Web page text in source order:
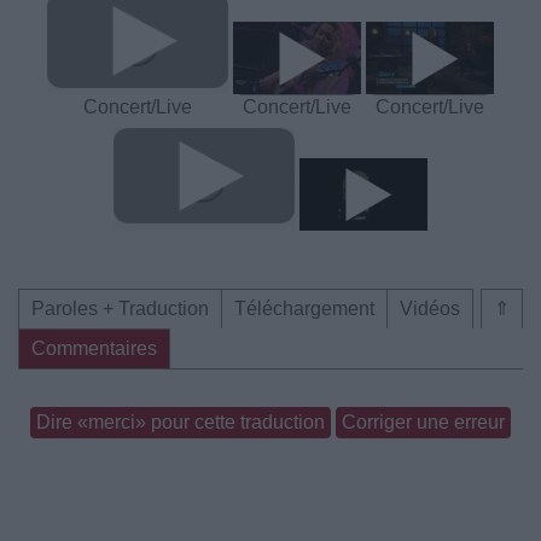
Concert/Live Concert/Live Concert/Live
⇑
Paroles + Traduction Téléchargement
Vidéos
Commentaires
Dire «merci» pour cette traduction Corriger une erreur